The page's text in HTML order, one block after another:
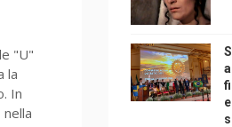
"U"
la
In